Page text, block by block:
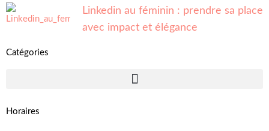
Linkedin au féminin : prendre sa place
avec impact et élégance
Catégories
Horaires